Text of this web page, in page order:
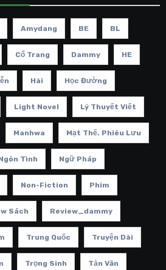
Amydang BE BL
Cổ Trang Dammy HE
Hài Học Đường
Light Novel Lý Thuyết Viết
Manhwa Mạt Thế. Phiêu Lưu
Tình Ngữ Pháp
Non-Fiction Phim
Sách Review_dammy
Trung Quốc Truyện Dài
Trọng Sinh Tản Văn